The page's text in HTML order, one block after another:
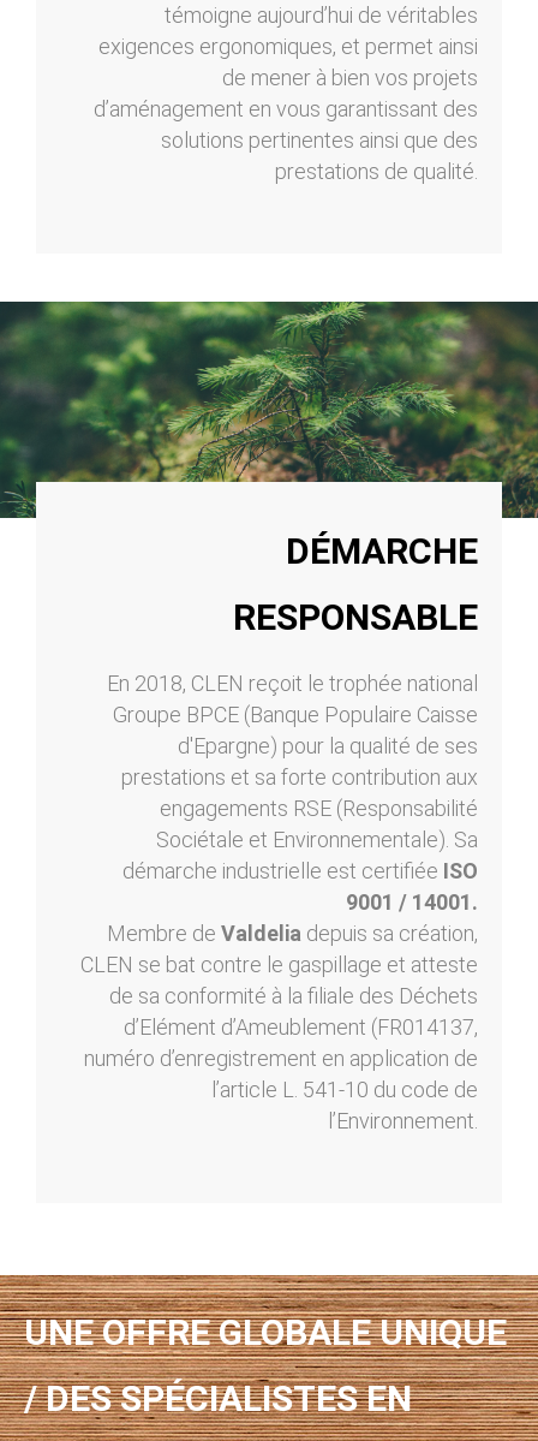
témoigne aujourd’hui de véritables
exigences ergonomiques, et permet ainsi
de mener à bien vos projets
d’aménagement en vous garantissant des
solutions pertinentes ainsi que des
prestations de qualité.
DÉMARCHE
RESPONSABLE
En 2018, CLEN reçoit le trophée national
Groupe BPCE (Banque Populaire Caisse
d'Epargne) pour la qualité de ses
prestations et sa forte contribution aux
engagements RSE (Responsabilité
Sociétale et Environnementale). Sa
démarche industrielle est certifiée ISO
9001 / 14001.
Membre de Valdelia depuis sa création,
CLEN se bat contre le gaspillage et atteste
de sa conformité à la filiale des Déchets
d’Elément d’Ameublement (FR014137,
numéro d’enregistrement en application de
l’article L. 541-10 du code de
l’Environnement.
UNE OFFRE GLOBALE UNIQUE
/ DES SPÉCIALISTES EN